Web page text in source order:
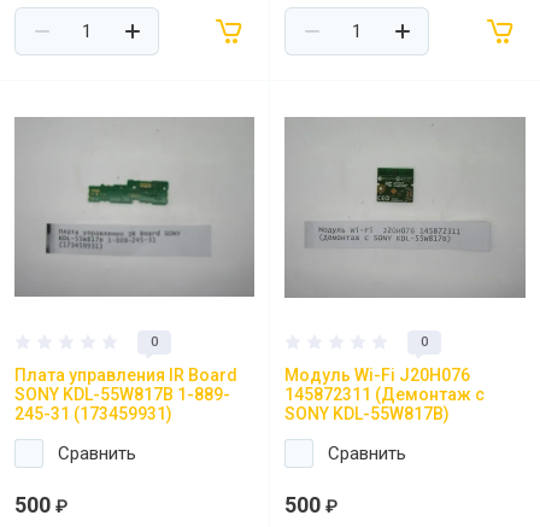
0
Плата управления IR Board
SONY KDL-55W817B 1-889-
245-31 (173459931)
Сравнить
500 ₽
0
Модуль Wi-Fi J20H076
145872311 (Демонтаж с
SONY KDL-55W817B)
Сравнить
500 ₽